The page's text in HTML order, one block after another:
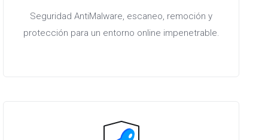
Seguridad AntiMalware, escaneo, remoción y
protección para un entorno online impenetrable.